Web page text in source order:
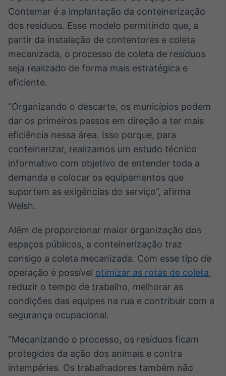
IA
Em breve
Gestão de
Investimentos
Em breve
Tokenização
de ativos
Contemar é a implantação da conteinerização
dos resíduos. Esse modelo permitindo que, a
partir da instalação de contentores e coleta
mecanizada, o processo de coleta de resíduos
seja realizado de forma mais estratégica e
eficiente.
“Organizando o descarte, os municípios podem
dar os primeiros passos em direção a ter mais
eficiência nessa área. Isso porque, para
conteinerizar, realizamos um estudo técnico
informativo com objetivo de entender toda a
demanda e colocar os equipamentos que
suportem as exigências do serviço”, afirma
Welsh.
Além de proporcionar maior organização dos
espaços públicos, a conteinerização traz
consigo a coleta mecanizada. Com esse tipo de
operação é possível otimizar as rotas de coleta,
reduzir o tempo de trabalho, melhorar as
condições das equipes na rua e contribuir com a
segurança ocupacional.
“Mecanizando o processo, os resíduos ficam
protegidos da ação dos animais e contra
intempéries. Os trabalhadores também não